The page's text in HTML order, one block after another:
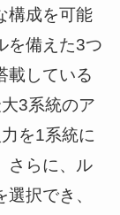
構成を可能
を備えた3つ
載している
3系統のア
を1系統に
さらに、ル
択でき、